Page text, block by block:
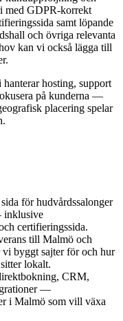
med GDPR-korrekt
samt löpande
och övriga relevanta
kan vi också lägga till
hosting, support
på kunderna —
placering spelar
för hudvårdssalonger
inklusive
certifieringssida.
till Malmö och
byggt sajter för och hur
lokalt.
CRM,
—
i Malmö som vill växa